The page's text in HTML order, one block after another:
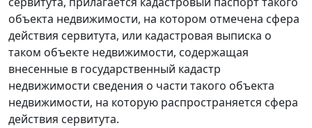
объекта недвижимости, на котором отмечена сфера
действия сервитута, или кадастровая выписка о
таком объекте недвижимости, содержащая
внесенные в государственный кадастр
недвижимости сведения о части такого объекта
недвижимости, на которую распространяется сфера
действия сервитута.